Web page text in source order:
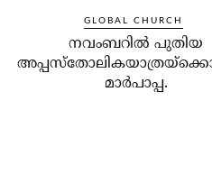
GLOBAL CHURCH
നവംബറില്‍ പുതിയ
മാര്‍പാപ്പ.